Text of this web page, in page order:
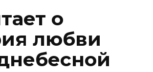
о
любви